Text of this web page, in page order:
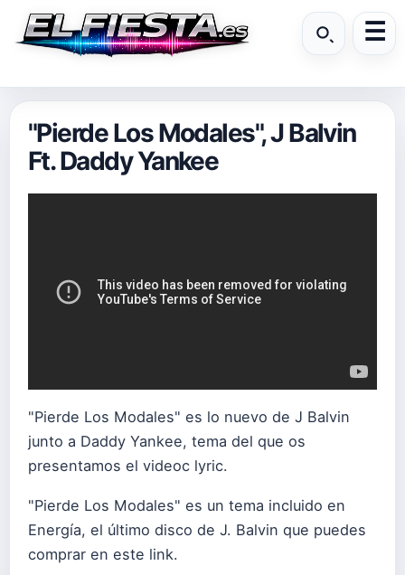
"Pierde Los Modales", J Balvin
Ft. Daddy Yankee
"Pierde Los Modales" es lo nuevo de J Balvin
junto a Daddy Yankee, tema del que os
presentamos el videoc lyric.
"Pierde Los Modales" es un tema incluido en
Energía, el último disco de J. Balvin que puedes
comprar en este link.